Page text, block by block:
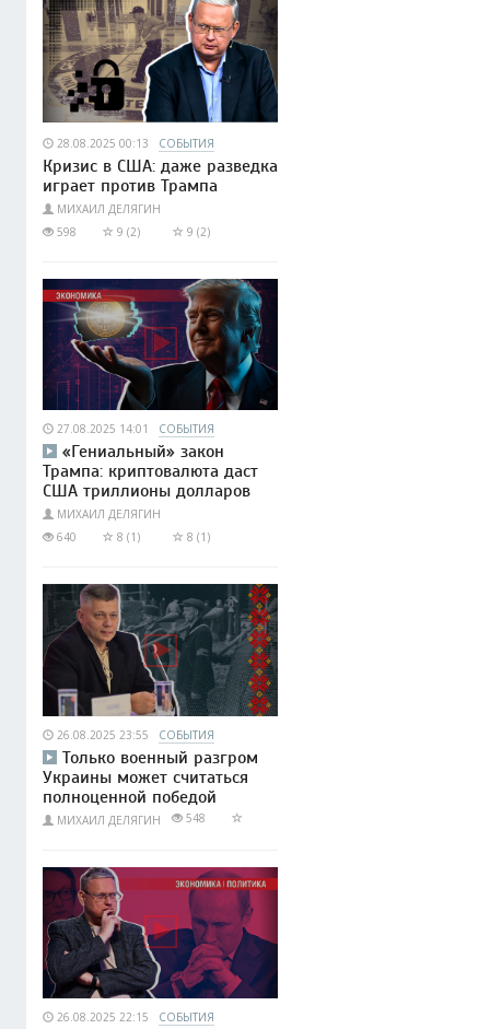
28.08.2025 00:13 СОБЫТИЯ
Кризис в США: даже разведка
играет против Трампа
МИХАИЛ ДЕЛЯГИН
598
9 (2) 9 (2)
27.08.2025 14:01 СОБЫТИЯ
«Гениальный» закон
Трампа: криптовалюта даст
США триллионы долларов
МИХАИЛ ДЕЛЯГИН
640
8 (1) 8 (1)
26.08.2025 23:55 СОБЫТИЯ
Только военный разгром
Украины может считаться
полноценной победой
МИХАИЛ ДЕЛЯГИН 548
26.08.2025 22:15 СОБЫТИЯ